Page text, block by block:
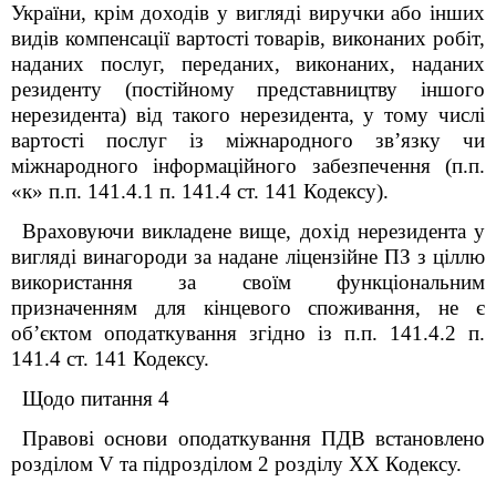
України, крім доходів у вигляді виручки або інших
видів компенсації вартості товарів, виконаних робіт,
наданих послуг, переданих, виконаних, наданих
резиденту (постійному представництву іншого
нерезидента) від такого нерезидента, у тому числі
вартості послуг із міжнародного зв’язку чи
міжнародного інформаційного забезпечення (п.п.
«к» п.п. 141.4.1 п. 141.4 ст. 141 Кодексу).
Враховуючи викладене вище, дохід нерезидента у
вигляді винагороди за надане ліцензійне ПЗ з ціллю
використання за своїм функціональним
призначенням для кінцевого споживання, не є
об’єктом оподаткування згідно із п.п. 141.4.2 п.
141.4 ст. 141 Кодексу.
Щодо питання 4
Правові основи оподаткування ПДВ встановлено
розділом V та підрозділом 2 розділу XX Кодексу.